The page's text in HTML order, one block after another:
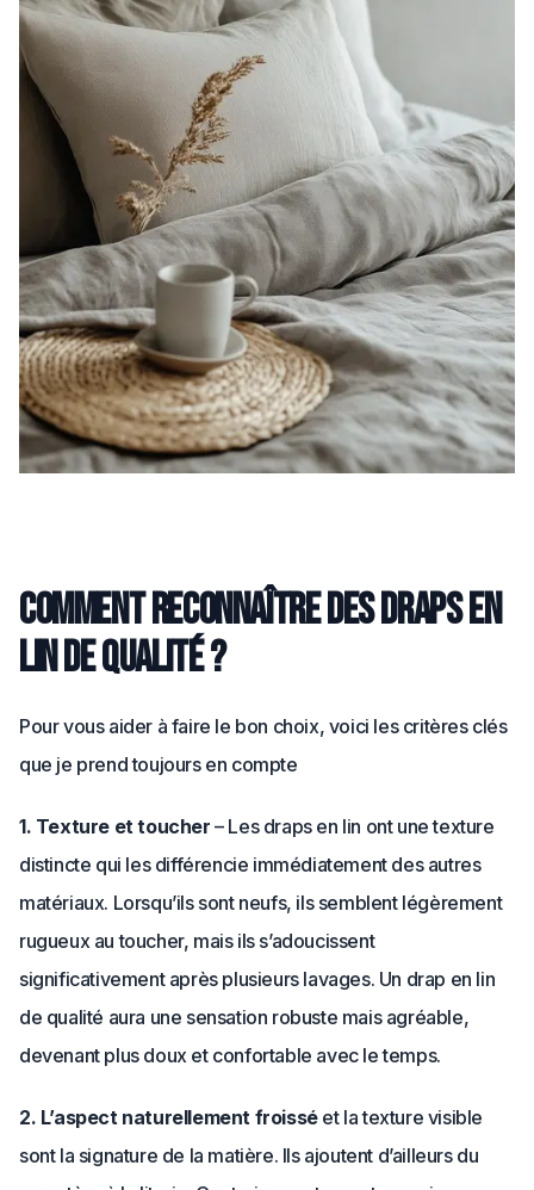
Comment reconnaître des draps en
lin de qualité ?
Pour vous aider à faire le bon choix, voici les critères clés
que je prend toujours en compte
1. Texture et toucher– Les draps en lin ont une texture
distincte qui les différencie immédiatement des autres
matériaux. Lorsqu’ils sont neufs, ils semblent légèrement
rugueux au toucher, mais ils s’adoucissent
significativement après plusieurs lavages. Un drap en lin
de qualité aura une sensation robuste mais agréable,
devenant plus doux et confortable avec le temps.
2. L’aspect naturellement froisséet la texture visible
sont la signature de la matière. Ils ajoutent d’ailleurs du